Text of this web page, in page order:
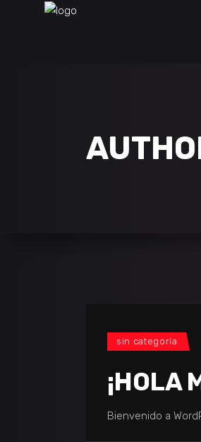
sin categoría
¡HOLA
Bienvenido a